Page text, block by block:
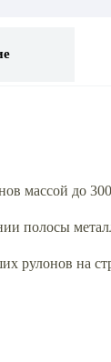
массой до
полосы
рулонов на